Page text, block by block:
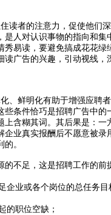
税务行政处罚公告刊登
关稽查处罚公告登报13581658994
报维权声明登报13581658994
稽查公告刊登电话13581658994
晚报行政处罚广告登报
行政处罚通知公告13581658994
日报处罚公告刊登电话
行政处罚通知登报13581658994
资产转让公告登报13581658994
税务稽查广告刊登13581658994
读者的注意力，促使他们
人对认识事物的指向和
秀易读，要避免搞成花花
广告的兴趣，引动视线，
、鲜明化有助于增强应聘
些条件恰巧是招聘广告中
含糊其词。其后果是：
企业真实报酬后不愿意被
。
不足，这是招聘工作的
企业或各个岗位的总任务
的职位空缺；